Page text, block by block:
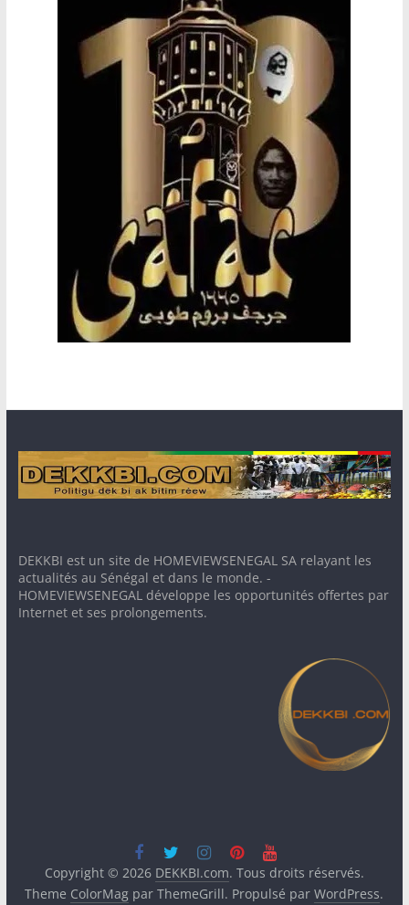
DEKKBI est un site de HOMEVIEWSENEGAL SA relayant les
actualités au Sénégal et dans le monde. -
HOMEVIEWSENEGAL développe les opportunités offertes par
Internet et ses prolongements.
Copyright © 2026 DEKKBI.com. Tous droits réservés.
Theme ColorMag par ThemeGrill. Propulsé parWordPress.